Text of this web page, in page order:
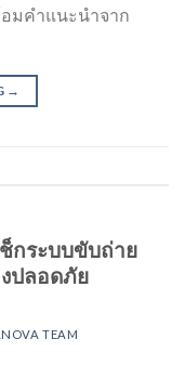
มคำแนะนำจาก
→
กระบบขับถ่าย
ปลอดภัย
TEAM